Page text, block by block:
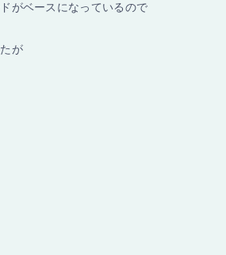
がベースになっているので
が